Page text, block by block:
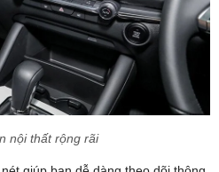
nội thất rộng rãi